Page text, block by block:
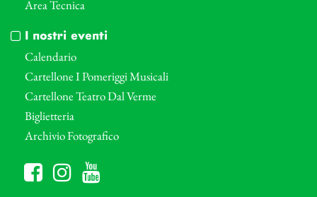
Area Tecnica
I nostri eventi
Calendario
Cartellone I Pomeriggi Musicali
Cartellone Teatro Dal Verme
Biglietteria
Archivio Fotografico